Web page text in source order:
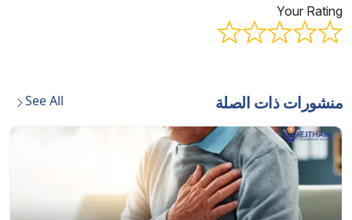
Your Rating
منشورات ذات الصلة See All